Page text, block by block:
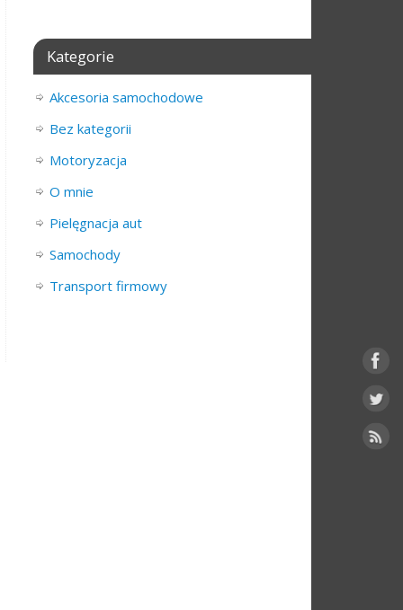
Kategorie
Akcesoria samochodowe
Bez kategorii
Motoryzacja
O mnie
Pielęgnacja aut
Samochody
Transport firmowy